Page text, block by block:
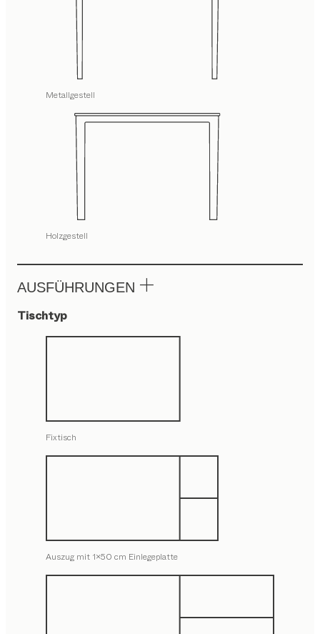
Metallgestell
Holzgestell
AUSFÜHRUNGEN
Tischtyp
Fixtisch
Auszug mit 1x50 cm Einlegeplatte